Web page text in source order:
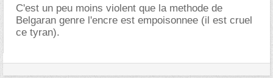
C'est un peu moins violent que la methode de
Belgaran genre l'encre est empoisonnee (il est cruel
ce tyran).